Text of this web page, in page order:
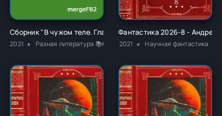
Сборник "В чужом теле. Глава 1" - Ричард Карл Лаймон
2021 Разная литература 📚Классика
Фантастика 2026-8 - Андрей
2021 Научная фантастика